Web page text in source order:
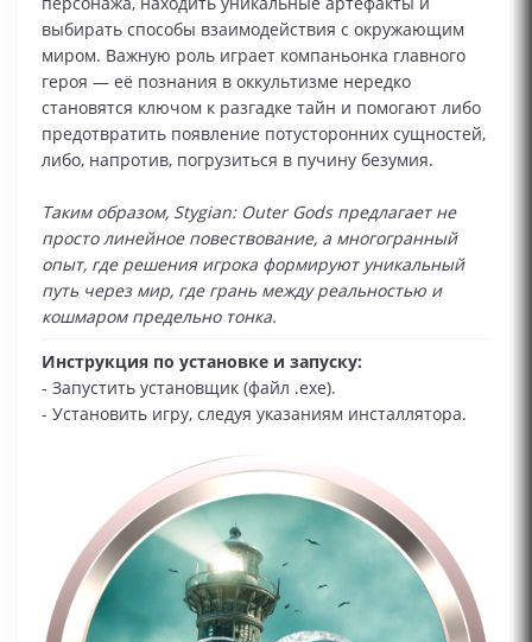
выбирать способы взаимодействия с окружающим
миром. Важную роль играет компаньонка главного
героя — её познания в оккультизме нередко
становятся ключом к разгадке тайн и помогают либо
предотвратить появление потусторонних сущностей,
либо, напротив, погрузиться в пучину безумия.
Таким образом, Stygian: Outer Gods предлагает не
просто линейное повествование, а многогранный
опыт, где решения игрока формируют уникальный
путь через мир, где грань между реальностью и
кошмаром предельно тонка.
Инструкция по установке и запуску:
- Запустить установщик (файл .exe).
- Установить игру, следуя указаниям инсталлятора.